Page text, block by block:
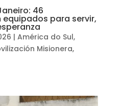
46
para servir,
| América do Sul,
Misionera,